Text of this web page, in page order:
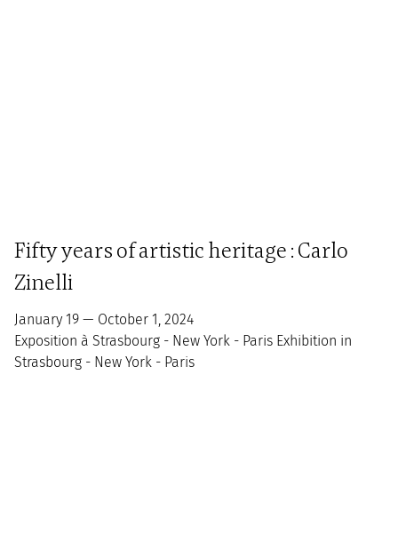
Fifty years of artistic heritage : Carlo
Zinelli
January 19 — October 1, 2024
Exposition à Strasbourg - New York - Paris Exhibition in
Strasbourg - New York - Paris